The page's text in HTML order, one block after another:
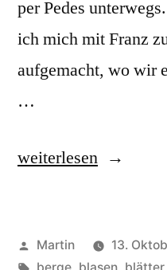
per Pedes
ich mich mit Franz
aufgemacht, wo wir
…
„Das
des…“
weiterlesen
Veröffentlicht
von
Martin 13.
Schlagwörter: